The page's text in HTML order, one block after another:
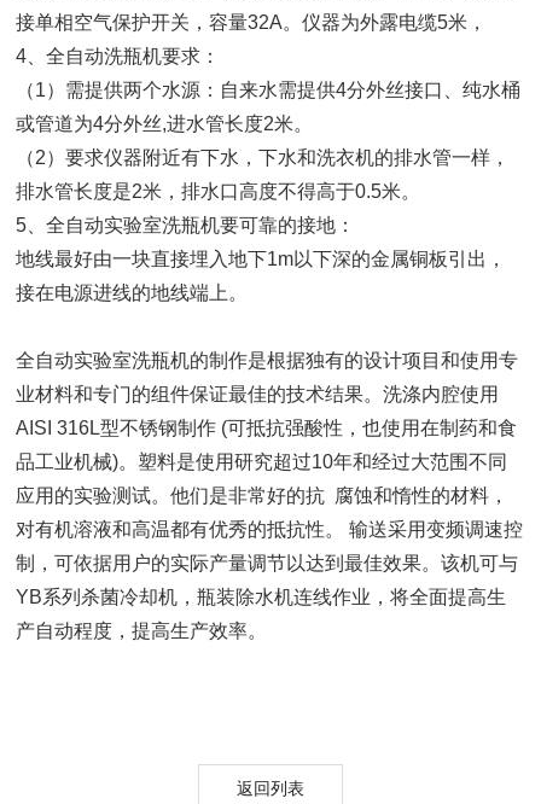
接单相空气保护开关，容量32A。仪器为外露电缆5米，
4、全自动洗瓶机要求：
（1）需提供两个水源：自来水需提供4分外丝接口、纯水桶
或管道为4分外丝,进水管长度2米。
（2）要求仪器附近有下水，下水和洗衣机的排水管一样，
排水管长度是2米，排水口高度不得高于0.5米。
5、全自动实验室洗瓶机要可靠的接地：
地线最好由一块直接埋入地下1m以下深的金属铜板引出，
接在电源进线的地线端上。
全自动实验室洗瓶机的制作是根据独有的设计项目和使用专
业材料和专门的组件保证最佳的技术结果。洗涤内腔使用
AISI 316L型不锈钢制作 (可抵抗强酸性，也使用在制药和食
品工业机械)。塑料是使用研究超过10年和经过大范围不同
应用的实验测试。他们是非常好的抗 腐蚀和惰性的材料，
对有机溶液和高温都有优秀的抵抗性。 输送采用变频调速控
制，可依据用户的实际产量调节以达到最佳效果。该机可与
YB系列杀菌冷却机，瓶装除水机连线作业，将全面提高生
产自动程度，提高生产效率。
返回列表